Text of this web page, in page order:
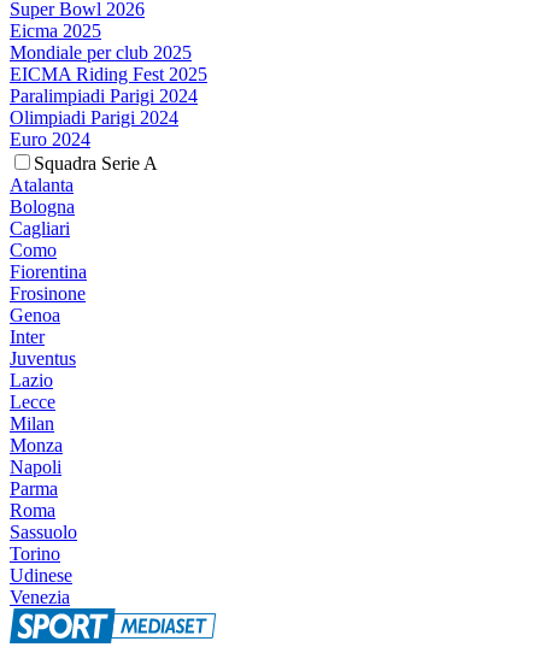
Super Bowl 2026
Eicma 2025
Mondiale per club 2025
EICMA Riding Fest 2025
Paralimpiadi Parigi 2024
Olimpiadi Parigi 2024
Euro 2024
Squadra Serie A
Atalanta
Bologna
Cagliari
Como
Fiorentina
Frosinone
Genoa
Inter
Juventus
Lazio
Lecce
Milan
Monza
Napoli
Parma
Roma
Sassuolo
Torino
Udinese
Venezia